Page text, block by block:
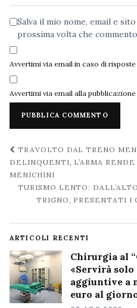
Salva il mio nome, email e
prossima volta che
Avvertimi via email in caso di
Avvertimi via email alla
Navigazione
post
TRAVOLTO DAL TRENO
DELINQUENTI, L’ARMA
MENICHINI
TURISMO LENTO:
TRIGNO, PRESENTATI I
ARTICOLI RECENTI
Chirurgia al
«Servirà
aggiuntive a
euro al